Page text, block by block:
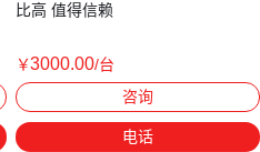
比高 值得信赖
￥3000.00/台
咨询
电话